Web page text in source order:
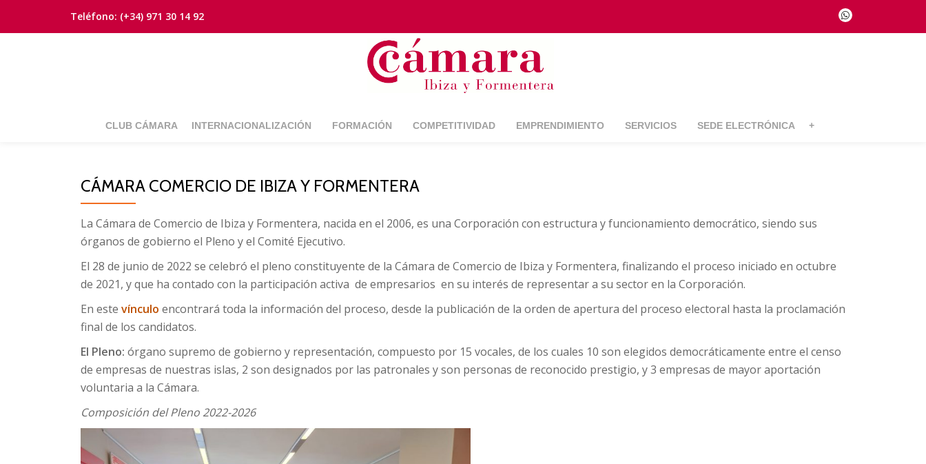
Saltar
Teléfono: (+34) 971 30 14 92
fa-
whatsapp
CLUB CÁMARA INTERNACIONALIZACIÓN FORMACIÓN COMPETITIVIDAD EMPRENDIMIENTO SERVICIOS SEDE ELECTRÓNICA +
CÁMARA COMERCIO DE IBIZA Y FORMENTERA
La Cámara de Comercio de Ibiza y Formentera, nacida en el 2006, es una Corporación con estructura y funcionamiento democrático, siendo sus
órganos de gobierno el Pleno y el Comité Ejecutivo.
El 28 de junio de 2022 se celebró el pleno constituyente de la Cámara de Comercio de Ibiza y Formentera, finalizando el proceso iniciado en octubre
de 2021, y que ha contado con la participación activa de empresarios en su interés de representar a su sector en la Corporación.
En este vínculo encontrará toda la información del proceso, desde la publicación de la orden de apertura del proceso electoral hasta la proclamación
final de los candidatos.
El Pleno: órgano supremo de gobierno y representación, compuesto por 15 vocales, de los cuales 10 son elegidos democráticamente entre el censo
de empresas de nuestras islas, 2 son designados por las patronales y son personas de reconocido prestigio, y 3 empresas de mayor aportación
voluntaria a la Cámara.
Composición del Pleno 2022-2026